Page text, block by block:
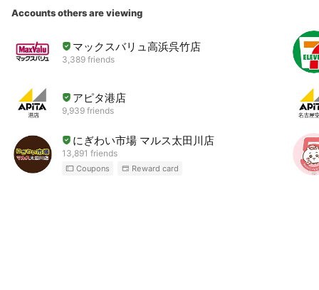
Accounts others are viewing
マックスバリュ高浜呉竹店
3,389 friends
アピタ港店
9,939 friends
にぎわい市場 マルス太田川店
13,891 friends
Coupons Reward card